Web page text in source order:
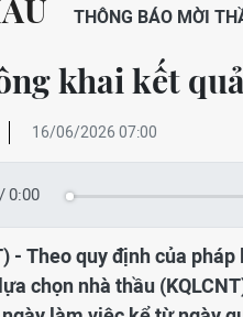
THÔNG BÁO MỜI
khai kết
16/06/2026 07:00
/0:00
- Theo quy định của
chọn nhà thầu